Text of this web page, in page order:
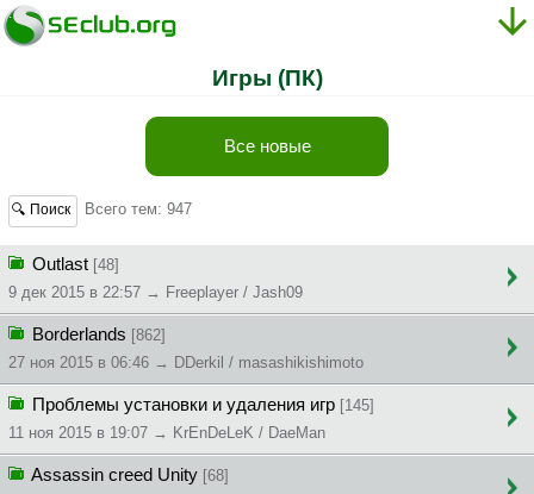
Игры (ПК)
Все новые
🔍 Поиск Всего тем: 947
Outlast [48]
9 дек 2015 в 22:57 → Freeplayer / Jash09
Borderlands [862]
27 ноя 2015 в 06:46 → DDerkil / masashikishimoto
Проблемы установки и удаления игр [145]
11 ноя 2015 в 19:07 → KrEnDeLeK / DaeMan
Assassin creed Unity [68]